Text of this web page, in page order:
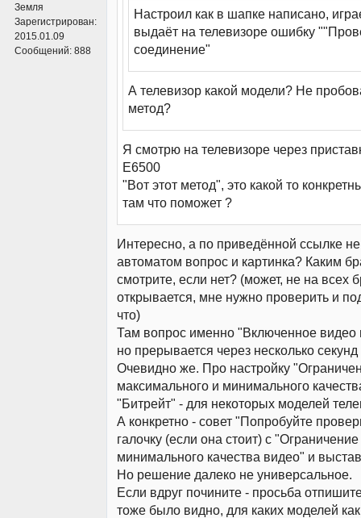
Земля
Зарегистрирован:
2015.01.09
Сообщений: 888
Настроил как в шапке написано,
выдаёт на телевизоре ошибку
соединение"
А телевизор какой модели? Не
метод?
Я смотрю на телевизоре через
E6500
"Вот этот метод", это какой то
там что поможет ?
Интересно, а по приведённой ссылке
автоматом вопрос и картинка? Каким
смотрите, если нет? (может, не на всех
открывается, мне нужно проверить и
что)
Там вопрос именно "Включенное видео
но прерывается через несколько
Очевидно же. Про настройку
максимального и минимального
"Битрейт" - для некоторых моделей
А конкретно - совет "Попробуйте
галочку (если она стоит) с
минимального качества видео" и
Но решение далеко не универсальное.
Если вдруг почините - просьба
тоже было видно, для каких моделей